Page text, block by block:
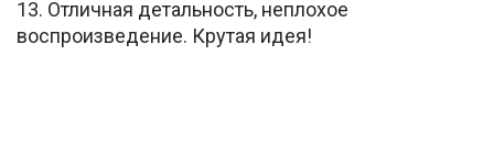
13. Отличная детальность, неплохое
воспроизведение. Крутая идея!